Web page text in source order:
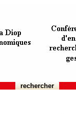
rechercher